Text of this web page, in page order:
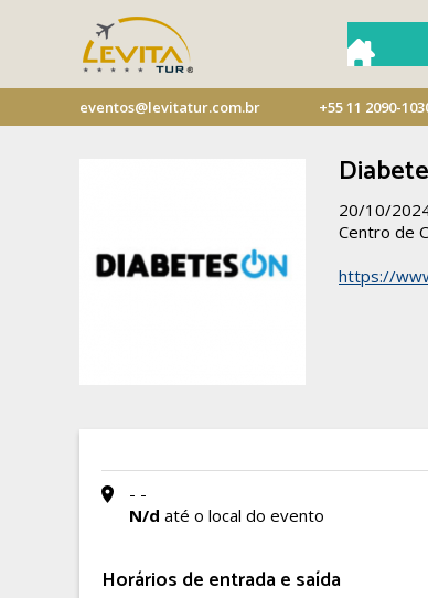
eventos@levitatur.com.br +55 11 2090-
20/10/
Centro de
https://
- -
N/d até o local do evento
Horários de entrada e saída